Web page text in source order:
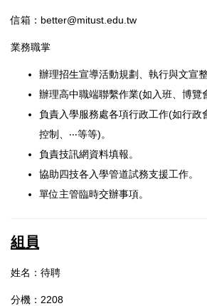
信箱：better@mitust.edu.tw
業務職掌
辦理招生宣導活動規劃、執行與文宣整
辦理高中職端聯繫作業(如入班、博覽會
負責入學服務處各項行政工作(如行政
控制、‧‧‧等等)。
負責技訊網資料填報。
協助四技各入學管道試務支援工作。
單位主管臨時交辦事項。
組員
姓名：待聘
分機：2208